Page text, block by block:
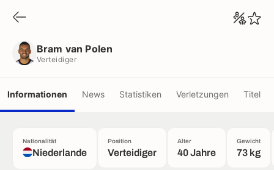
Bram van Polen
Verteidiger
Informationen News Statistiken Verletzungen Titel
Nationalität
Niederlande
Position
Verteidiger
Alter
40 Jahre
Gewicht
73 kg